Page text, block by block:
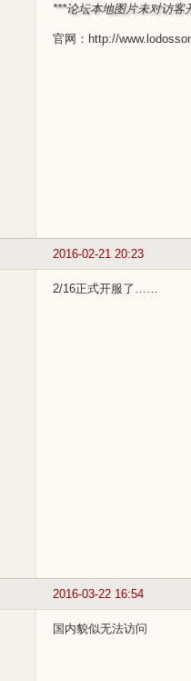
***论坛本地图片未对访客
官网：http://
2016-02-21 20:23
2/16正式开服了……
2016-03-22 16:54
国内貌似无法访问